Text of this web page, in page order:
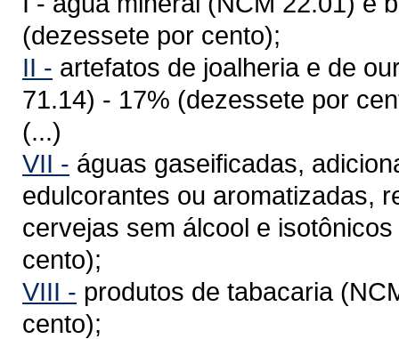
(dezessete por cento);
II - artefatos de joalheria e de
71.14) - 17% (dezessete por
(...)
VII - águas gaseificadas,
edulcorantes ou aromatizadas,
cervejas sem álcool e
cento);
VIII - produtos de tabacaria
cento);